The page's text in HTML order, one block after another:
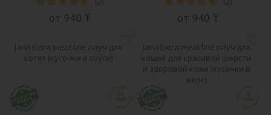
от 940 ₸ от 940 ₸
Jarvi Extra meat line пауч для
котят (кусочки в соусе)
Jarvi Extra meat line пауч для
кошек для красивой шерсти
и здоровой кожи (кусочки в
желе)